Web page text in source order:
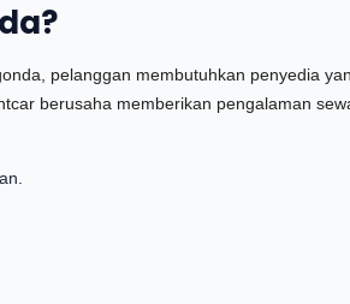
pelanggan membutuhkan penyedia
berusaha memberikan pengalaman